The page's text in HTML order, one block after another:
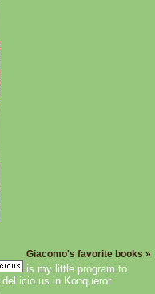
Giacomo's favorite books »
is my little program to
del.icio.us in Konqueror